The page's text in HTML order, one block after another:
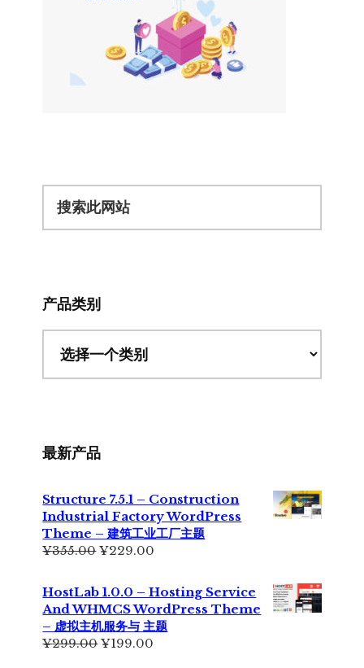
产品类别
最新产品
Structure 7.5.1 – Construction
Industrial Factory WordPress
Theme – 建筑工业工厂主题
¥355.00原
为：
¥355.00。
¥229.00
价
格
为：
¥229.00。
HostLab 1.0.0 – Hosting Service
And WHMCS WordPress Theme
– 虚拟主机服务与 主题
¥299.00原
¥199.00